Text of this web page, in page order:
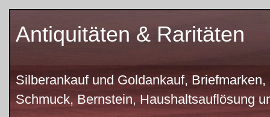
Antiquitäten & Raritäten
Silberankauf und Goldankauf,
Schmuck, Bernstein, Haushaltsauflösung